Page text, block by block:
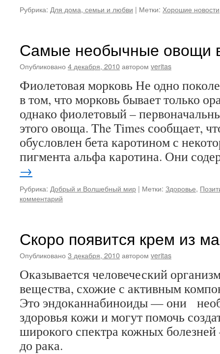
Рубрика: Для дома, семьи и любви | Метки: Хорошие новости
Самые необычные овощи
Опубликовано 4 декабря, 2010автором veritas
Фиолетовая морковь Не одно
в том, что морковь бывает только
однако фиолетовый –
этого овоща. The Times сообщает,
обусловлен бета каротином с
пигмента альфа каротина. Они
→
Рубрика: Добрый и Волшебный мир | Метки: Здоровье,
комментарий
Скоро появится крем из
Опубликовано 3 декабря, 2010автором veritas
Оказывается человеческий
вещества, схожие с активным
Это эндоканнабиноиды — они
здоровья кожи и могут помочь
широкого спектра кожных
до рака.